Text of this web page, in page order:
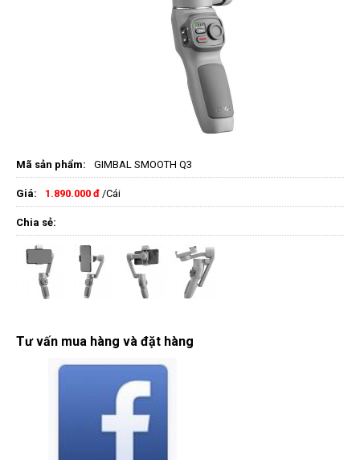
Mã sản phẩm: GIMBAL SMOOTH Q3
Giá: 1.890.000 đ /Cái
Chia sẻ:
Tư vấn mua hàng và đặt hàng